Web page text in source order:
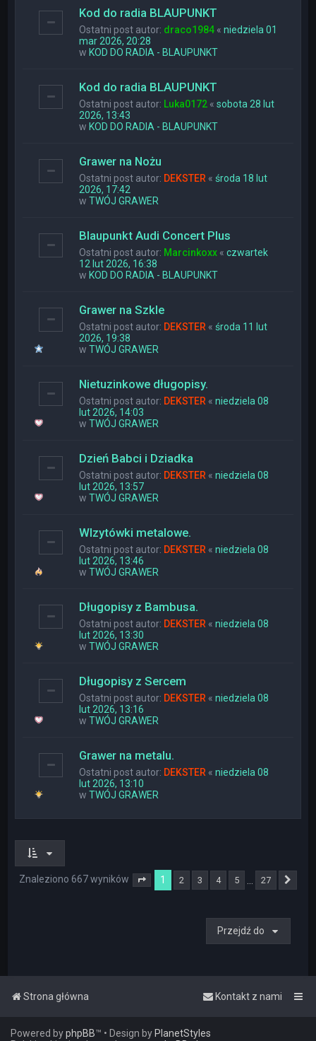
Kod do radia BLAUPUNKT
Ostatni post autor: draco1984 «niedziela 01
mar 2026, 20:28
w KOD DO RADIA - BLAUPUNKT
Kod do radia BLAUPUNKT
Ostatni post autor: Luka0172 «sobota 28 lut
2026, 13:43
w KOD DO RADIA - BLAUPUNKT
Grawer na Nożu
Ostatni post autor: DEKSTER «środa 18 lut
2026, 17:42
wTWÓJ GRAWER
Blaupunkt Audi Concert Plus
Ostatni post autor: Marcinkoxx «czwartek
12 lut 2026, 16:38
w KOD DO RADIA - BLAUPUNKT
Grawer na Szkle
Ostatni post autor: DEKSTER «środa 11 lut
2026, 19:38
wTWÓJ GRAWER
Nietuzinkowe długopisy.
Ostatni post autor: DEKSTER «niedziela 08
lut 2026, 14:03
wTWÓJ GRAWER
Dzień Babci i Dziadka
Ostatni post autor: DEKSTER «niedziela 08
lut 2026, 13:57
wTWÓJ GRAWER
WIzytówki metalowe.
Ostatni post autor: DEKSTER «niedziela 08
lut 2026, 13:46
wTWÓJ GRAWER
Długopisy z Bambusa.
Ostatni post autor: DEKSTER «niedziela 08
lut 2026, 13:30
wTWÓJ GRAWER
Długopisy z Sercem
Ostatni post autor: DEKSTER «niedziela 08
lut 2026, 13:16
wTWÓJ GRAWER
Grawer na metalu.
Ostatni post autor: DEKSTER «niedziela 08
lut 2026, 13:10
wTWÓJ GRAWER
Znaleziono 667 wyników Strona 1z 27
1 2 3 4 5 27
Przejdź do
Strona główna Kontakt z nami
Powered byphpBB™ • Design by PlanetStyles